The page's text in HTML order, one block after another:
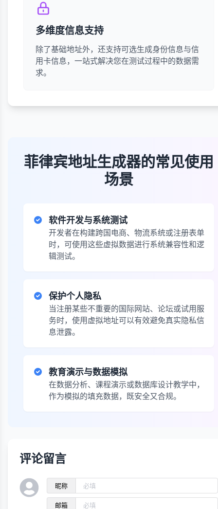
多维度信息支持
除了基础地址外，还支持可选生成身份信息与信
用卡信息，一站式解决您在测试过程中的数据需
求。
菲律宾地址生成器的常见使用
场景
软件开发与系统测试
开发者在构建跨国电商、物流系统或注册表单
时，可使用这些虚拟数据进行系统兼容性和逻
辑测试。
保护个人隐私
当注册某些不重要的国际网站、论坛或试用服
务时，使用虚拟地址可以有效避免真实隐私信
息泄露。
教育演示与数据模拟
在数据分析、课程演示或数据库设计教学中，
作为模拟的填充数据，既安全又合规。
评论留言
昵称
邮箱